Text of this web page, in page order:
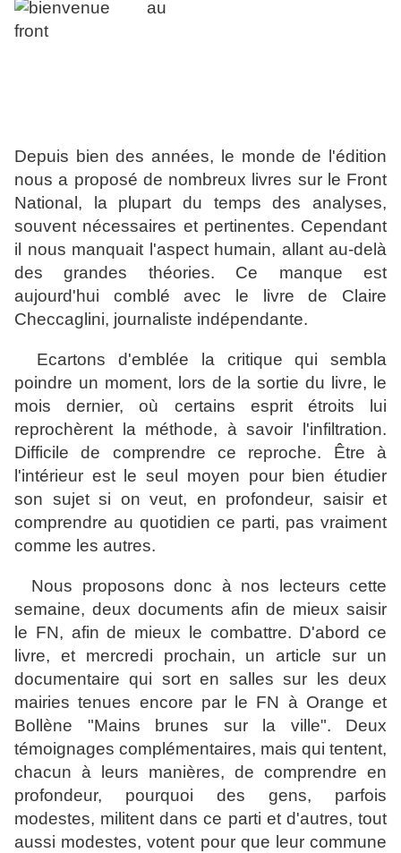
Depuis bien des années, le monde de l'édition
nous a proposé de nombreux livres sur le Front
National, la plupart du temps des analyses,
souvent nécessaires et pertinentes. Cependant
il nous manquait l'aspect humain, allant au-delà
des grandes théories. Ce manque est
aujourd'hui comblé avec le livre de Claire
Checcaglini, journaliste indépendante.
Ecartons d'emblée la critique qui sembla
poindre un moment, lors de la sortie du livre, le
mois dernier, où certains esprit étroits lui
reprochèrent la méthode, à savoir l'infiltration.
Difficile de comprendre ce reproche. Être à
l'intérieur est le seul moyen pour bien étudier
son sujet si on veut, en profondeur, saisir et
comprendre au quotidien ce parti, pas vraiment
comme les autres.
Nous proposons donc à nos lecteurs cette
semaine, deux documents afin de mieux saisir
le FN, afin de mieux le combattre. D'abord ce
livre, et mercredi prochain, un article sur un
documentaire qui sort en salles sur les deux
mairies tenues encore par le FN à Orange et
Bollène "Mains brunes sur la ville". Deux
témoignages complémentaires, mais qui tentent,
chacun à leurs manières, de comprendre en
profondeur, pourquoi des gens, parfois
modestes, militent dans ce parti et d'autres, tout
aussi modestes, votent pour que leur commune